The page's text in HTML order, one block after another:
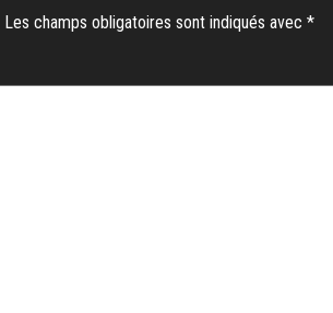
Les champs obligatoires sont indiqués avec *